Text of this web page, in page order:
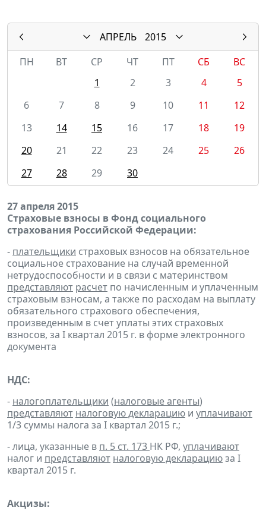
АПРЕЛЬ
2015
ПН
ВТ СР ЧТ ПТ СБ
ВС
1
2 3 4
5
6
7 8 9 10 11
12
13
14 15 16 17 18
19
20
21 22 23 24 25
26
27
28 29 30
27 апреля 2015
Страховые взносы в Фонд социального
страхования Российской Федерации:
- плательщики страховых взносов на обязательное
социальное страхование на случай временной
нетрудоспособности и в связи с материнством
представляют расчет по начисленным и уплаченным
страховым взносам, а также по расходам на выплату
обязательного страхового обеспечения,
произведенным в счет уплаты этих страховых
взносов, за I квартал 2015 г. в форме электронного
документа
НДС:
- налогоплательщики (налоговые агенты)
представляют налоговую декларацию и уплачивают
1/3 суммы налога за I квартал 2015 г.;
- лица, указанные в п. 5 ст. 173 НК РФ, уплачивают
налог и представляют налоговую декларациюза I
квартал 2015 г.
Акцизы: